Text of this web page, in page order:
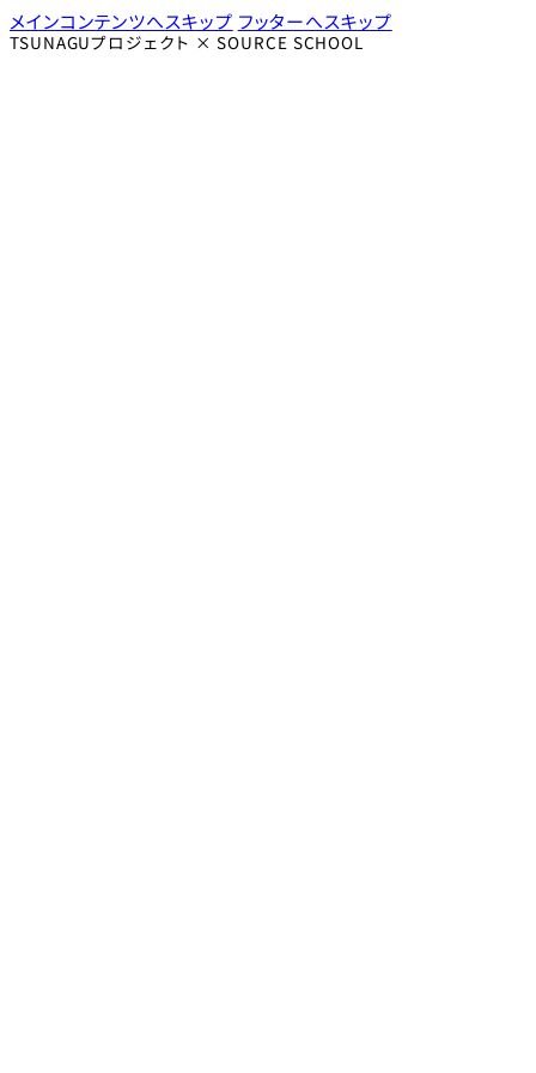
メインコンテンツへスキップ フッターへスキップ
TSUNAGUプロジェクト × SOURCE SCHOOL